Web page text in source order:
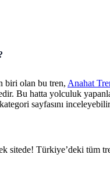
biri olan bu tren, Anahat
Bu hatta yolculuk
sayfasını
sitede! Türkiye’deki tüm